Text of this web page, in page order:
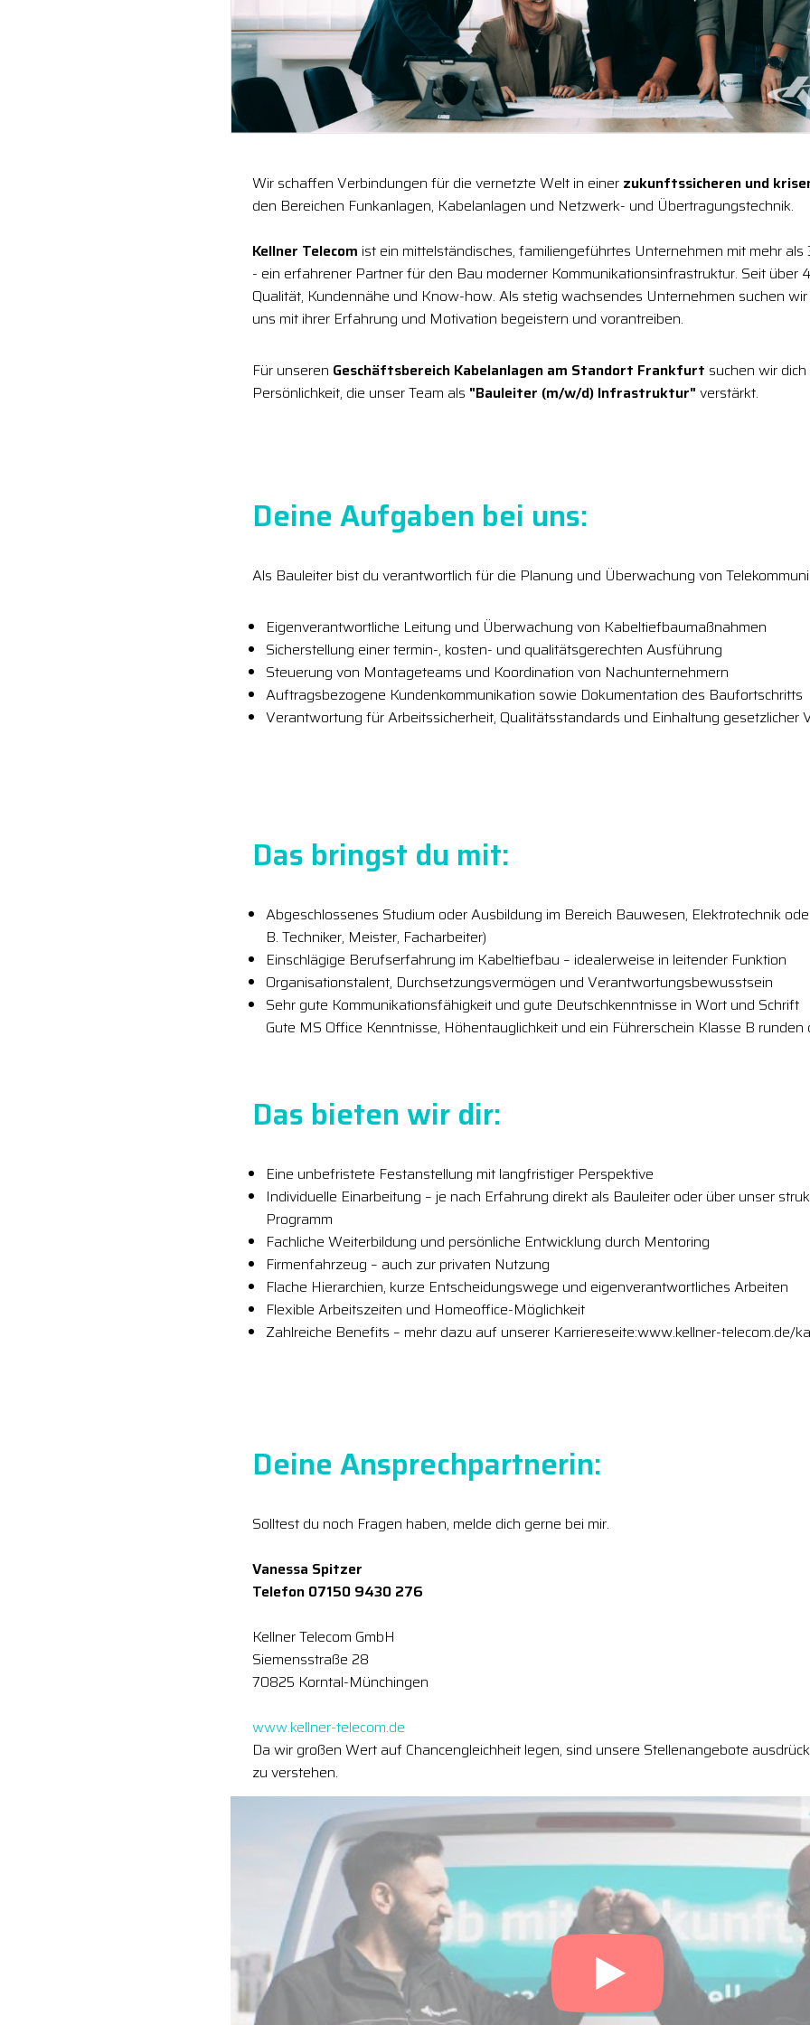
Wir schaffen Verbindungen für die vernetzte Welt in einer zukunftssicheren und
den Bereichen Funkanlagen, Kabelanlagen und Netzwerk- und Übertragungstechnik.
Kellner Telecom ist ein mittelständisches, familiengeführtes Unternehmen mit mehr
- ein erfahrener Partner für den Bau moderner Kommunikationsinfrastruktur. Seit über
Qualität, Kundennähe und Know-how. Als stetig wachsendes Unternehmen suchen
uns mit ihrer Erfahrung und Motivation begeistern und vorantreiben.
Für unseren Geschäftsbereich Kabelanlagen am Standort Frankfurt suchen wir
Persönlichkeit, die unser Team als "Bauleiter (m/w/d) Infrastruktur" verstärkt.
Deine Aufgaben bei uns:
Als Bauleiter bist du verantwortlich für die Planung und Überwachung von
Eigenverantwortliche Leitung und Überwachung von Kabeltiefbaumaßnahmen
Sicherstellung einer termin-, kosten- und qualitätsgerechten Ausführung
Steuerung von Montageteams und Koordination von Nachunternehmern
Auftragsbezogene Kundenkommunikation sowie Dokumentation des Baufortschritts
Verantwortung für Arbeitssicherheit, Qualitätsstandards und Einhaltung gesetzlicher
Das bringst du mit:
Abgeschlossenes Studium oder Ausbildung im Bereich Bauwesen, Elektrotechnik
B. Techniker, Meister, Facharbeiter)
Einschlägige Berufserfahrung im Kabeltiefbau – idealerweise in leitender Funktion
Organisationstalent, Durchsetzungsvermögen und Verantwortungsbewusstsein
Sehr gute Kommunikationsfähigkeit und gute Deutschkenntnisse in Wort und Schrift
Gute MS Office Kenntnisse, Höhentauglichkeit und ein Führerschein Klasse B runden
Das bieten wir dir:
Eine unbefristete Festanstellung mit langfristiger Perspektive
Individuelle Einarbeitung – je nach Erfahrung direkt als Bauleiter oder über unser
Programm
Fachliche Weiterbildung und persönliche Entwicklung durch Mentoring
Firmenfahrzeug – auch zur privaten Nutzung
Flache Hierarchien, kurze Entscheidungswege und eigenverantwortliches Arbeiten
Flexible Arbeitszeiten und Homeoffice-Möglichkeit
Zahlreiche Benefits – mehr dazu auf unserer Karriereseite:www.kellner-telecom.de/
Deine Ansprechpartnerin:
Solltest du noch Fragen haben, melde dich gerne bei mir.
Vanessa Spitzer
Telefon 07150 9430 276
Kellner Telecom GmbH
Siemensstraße 28
70825 Korntal-Münchingen
www.kellner-telecom.de
Da wir großen Wert auf Chancengleichheit legen, sind unsere Stellenangebote
zu verstehen.